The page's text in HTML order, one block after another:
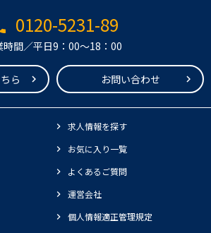
0120-5231-89
時間／平日9：00～18：00
ら お問い合わせ
求人情報を探す
お気に入り一覧
よくあるご質問
運営会社
個人情報適正管理規定